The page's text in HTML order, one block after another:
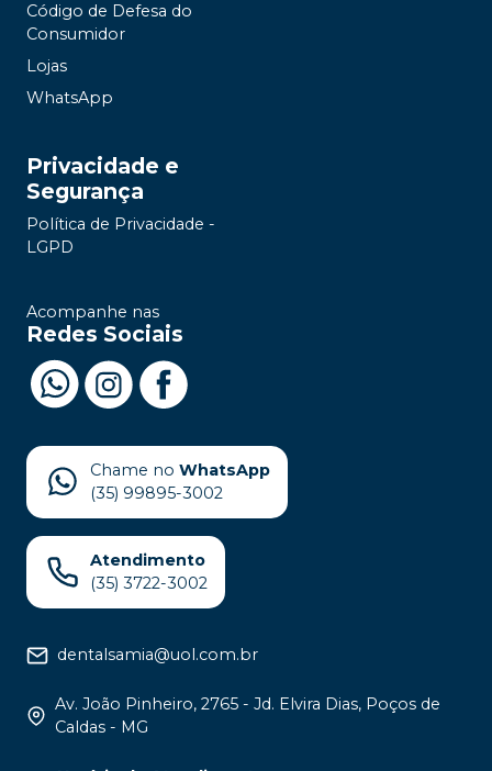
Código de Defesa do
Consumidor
Lojas
WhatsApp
Privacidade e
Segurança
Política de Privacidade -
LGPD
Acompanhe nas
Redes Sociais
Chame no WhatsApp
(35) 99895-3002
Atendimento
(35) 3722-3002
dentalsamia@uol.com.br
Av. João Pinheiro, 2765 - Jd. Elvira Dias, Poços de
Caldas - MG